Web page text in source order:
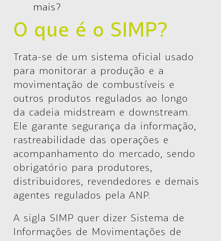
mais?
O que é o SIMP?
Trata-se de um sistema oficial usado
para monitorar a produção e a
movimentação de combustíveis e
outros produtos regulados ao longo
da cadeia midstream e downstream.
Ele garante segurança da informação,
rastreabilidade das operações e
acompanhamento do mercado, sendo
obrigatório para produtores,
distribuidores, revendedores e demais
agentes regulados pela ANP.
A sigla SIMP quer dizer Sistema de
Informações de Movimentações de